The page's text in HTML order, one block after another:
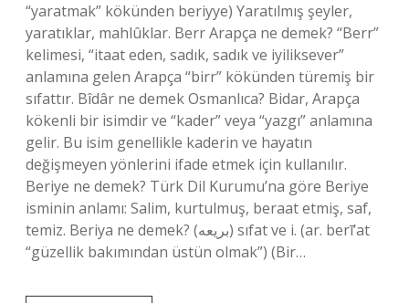
“yaratmak” kökünden beriyye) Yaratılmış şeyler,
yaratıklar, mahlûklar. Berr Arapça ne demek? “Berr”
kelimesi, “itaat eden, sadık, sadık ve iyiliksever”
anlamına gelen Arapça “birr” kökünden türemiş bir
sıfattır. Bîdâr ne demek Osmanlıca? Bidar, Arapça
kökenli bir isimdir ve “kader” veya “yazgı” anlamına
gelir. Bu isim genellikle kaderin ve hayatın
değişmeyen yönlerini ifade etmek için kullanılır.
Beriye ne demek? Türk Dil Kurumu’na göre Beriye
isminin anlamı: Salim, kurtulmuş, beraat etmiş, saf,
temiz. Beriya ne demek? (ﺑﺮﻳﻌﻪ) sıfat ve i. (ar. berī’at
“güzellik bakımından üstün olmak”) (Bir…